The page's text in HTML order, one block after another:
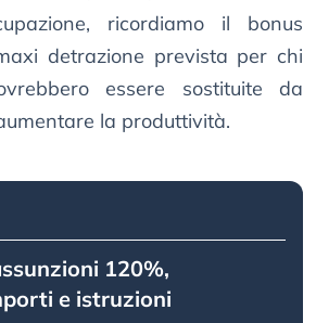
ricordiamo il bonus
detrazione prevista per chi
essere sostituite da
la produttività.
120%,
e istruzioni